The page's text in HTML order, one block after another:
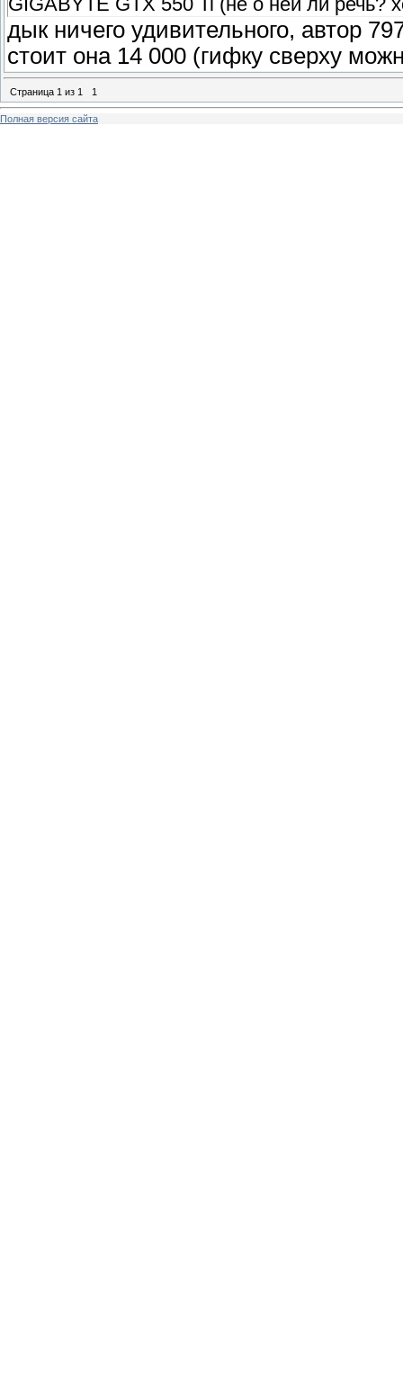
дык ничего удивительного, автор
стоит она 14 000 (гифку сверху
Страница 1 из 1 1
Полная версия сайта